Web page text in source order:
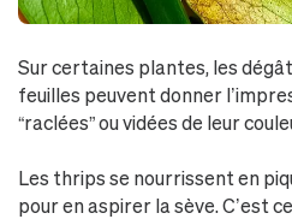
Sur certaines plantes, les
feuilles peuvent donner
“raclées” ou vidées de leur
Les thrips se nourrissent en
pour en aspirer la sève. C’est